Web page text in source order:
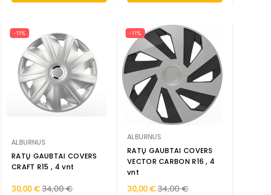
-11%
ALBURNUS
RATŲ GAUBTAI COVERS
CRAFT R15 , 4 vnt
30,00 €Regular
34,00 €
-11%
ALBURNUS
RATŲ GAUBTAI COVERS
VECTOR CARBON R16 , 4
vnt
30,00 €Regular
34,00 €